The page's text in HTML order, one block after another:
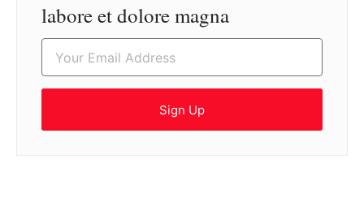
labore et dolore magna
Sign Up